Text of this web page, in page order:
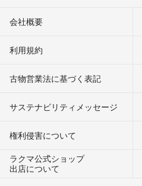
会社概要
利用規約
古物営業法に基づく表記
サステナビリティメッセージ
権利侵害について
ラクマ公式ショップ
出店について